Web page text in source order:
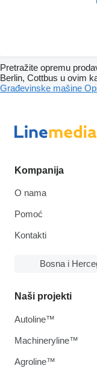
Pretražite opremu
Berlin, Cottbus u ovim
Građevinske mašine
Kompanija
O nama
Pomoć
Kontakti
Bosna i
Naši projekti
Autoline™
Machineryline™
Agroline™